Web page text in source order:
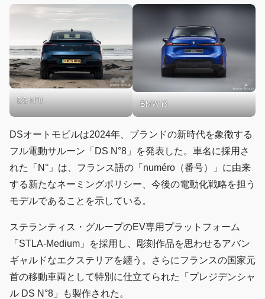
DS N°8 BMW i3
DSオートモビルは2024年、ブランドの新時代を象徴する
フル電動サルーン「DS N°8」を発表した。車名に採用さ
れた「N°」は、フランス語の「numéro（番号）」に由来
する新たなネーミングポリシー、今後の電動化戦略を担う
モデルであることを示している。
ステランティス・グループのEV専用プラットフォーム
「STLA-Medium」を採用し、彫刻作品を思わせるアバン
ギャルドなエクステリアを纏う。さらにフランスの国家元
首の移動車両として特別に仕立てられた「プレジデンシャ
ル DS N°8」も製作された。